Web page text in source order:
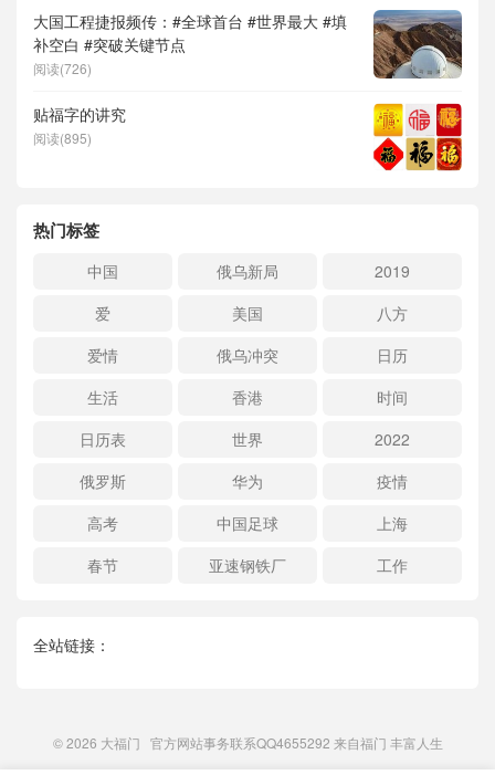
大国工程捷报频传：#全球首台 #世界最大 #填
补空白 #突破关键节点
阅读(726)
贴福字的讲究
阅读(895)
热门标签
中国 俄乌新局
2019
爱
美国
八方
爱情
俄乌冲突
日历
生活
香港
时间
日历表
世界
2022
俄罗斯
华为
疫情
高考
中国足球
上海
春节
亚速钢铁厂 工作
全站链接：
© 2026 大福门 官方网站事务联系QQ4655292 来自福门 丰富人生